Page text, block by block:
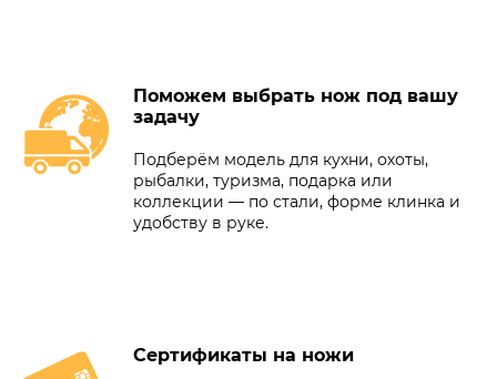
Поможем выбрать нож под вашу
задачу
Подберём модель для кухни, охоты,
рыбалки, туризма, подарка или
коллекции — по стали, форме клинка и
удобству в руке.
Сертификаты на ножи